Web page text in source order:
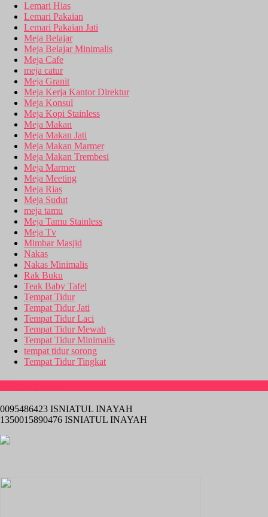
Lemari Hias
Lemari Pakaian
Lemari Pakaian Jati
Meja Belajar
Meja Belajar Minimalis
Meja Cafe
meja catur
Meja Granit
Meja Kerja Kantor Direktur
Meja Konsul
Meja Kopi Stainless
Meja Makan
Meja Makan Jati
Meja Makan Marmer
Meja Makan Trembesi
Meja Marmer
Meja Meeting
Meja Rias
Meja Sudut
meja tamu
Meja Tamu Stainless
Meja Tv
Mimbar Masjid
Nakas
Nakas Minimalis
Rak Buku
Teak Baby Tafel
Tempat Tidur
Tempat Tidur Jati
Tempat Tidur Laci
Tempat Tidur Mewah
Tempat Tidur Minimalis
tempat tidur sorong
Tempat Tidur Tingkat
0095486423 ISNIATUL INAYAH
1350015890476 ISNIATUL INAYAH